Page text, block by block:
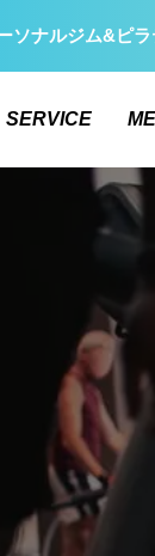
ソナルジム&ピ
SERVICE